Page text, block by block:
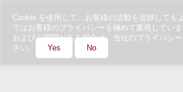
Cookie を使用して、お客様の活動を追跡しても
ではお客様のプライバシーを極めて重視していま
およびご質問がある場合は、当社のプライバシ
さい。
Yes No